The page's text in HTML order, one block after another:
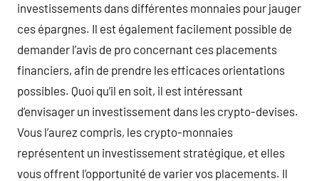
investissements dans différentes monnaies pour jauger
ces épargnes. Il est également facilement possible de
demander l’avis de pro concernant ces placements
financiers, afin de prendre les efficaces orientations
possibles. Quoi qu’il en soit, il est intéressant
d’envisager un investissement dans les crypto-devises.
Vous l’aurez compris, les crypto-monnaies
représentent un investissement stratégique, et elles
vous offrent l’opportunité de varier vos placements. Il